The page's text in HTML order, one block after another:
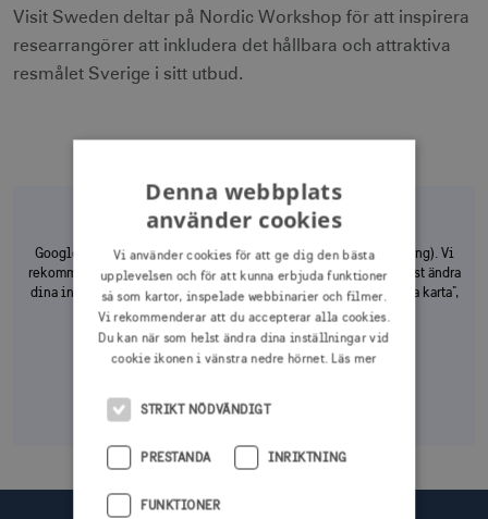
Visit Sweden deltar på Nordic Workshop för att inspirera
researrangörer att inkludera det hållbara och attraktiva
resmålet Sverige i sitt utbud.
Google Maps kräver godkännande av tredjepartskakor (Inriktning). Vi
rekommenderar att du godkänner alla kakor. Du kan när som helst ändra
dina inställningar i vänstra nedre hörnet. När du klickar på "Visa karta",
godkänner du Googlesvillkorbara en gång.
Visa karta en gång
Denna webbplats
använder cookies
Vi använder cookies för att ge dig den bästa
upplevelsen och för att kunna erbjuda funktioner
så som kartor, inspelade webbinarier och filmer.
Vi rekommenderar att du accepterar alla cookies.
Du kan när som helst ändra dina inställningar vid
cookie ikonen i vänstra nedre hörnet. Läs mer
STRIKT NÖDVÄNDIGT
PRESTANDA INRIKTNING
FUNKTIONER